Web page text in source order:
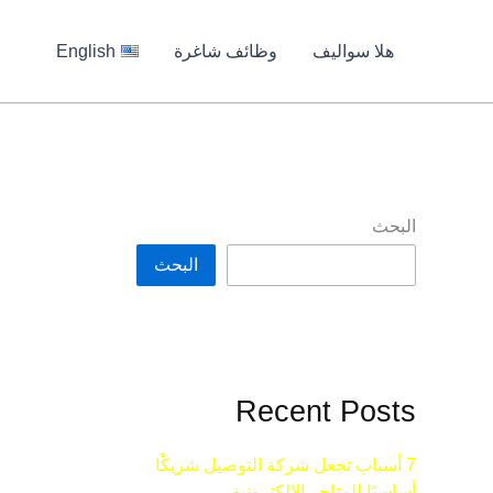
هلا سواليف وظائف شاغرة English
البحث
البحث
Recent Posts
7 أسباب تجعل شركة التوصيل شريكًا